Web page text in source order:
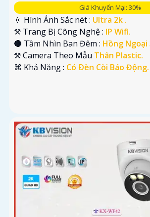
Giá Khuyến Mại: 30%
🔆 Hình Ảnh Sắc nét : Ultra 2k .
⚒ Trang Bị Công Nghệ : IP Wifi.
🔴 Tầm Nhìn Ban Đêm : Hồng
⚒ Camera Theo Mẫu Thân Plastic.
️⌘ Khả Năng : Có Ðèn Còi Báo Động.